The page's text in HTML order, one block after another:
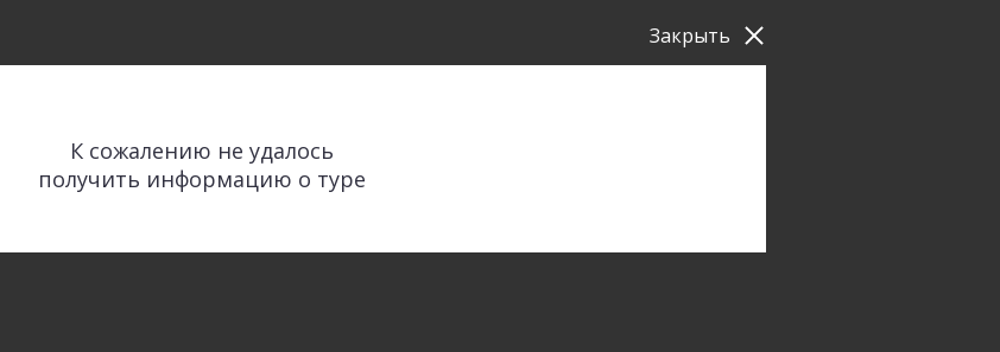
К сожалению не удалось
получить информацию о туре
Закрыть